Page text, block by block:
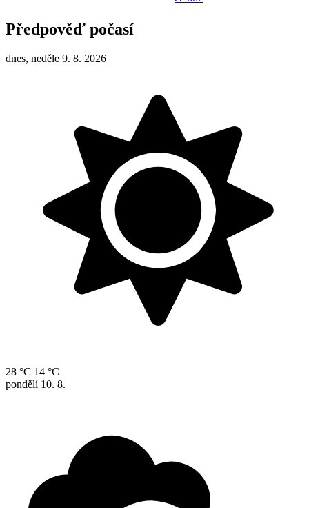
Předpověď počasí
dnes, neděle 9. 8. 2026
28 °C 14 °C
pondělí 10. 8.